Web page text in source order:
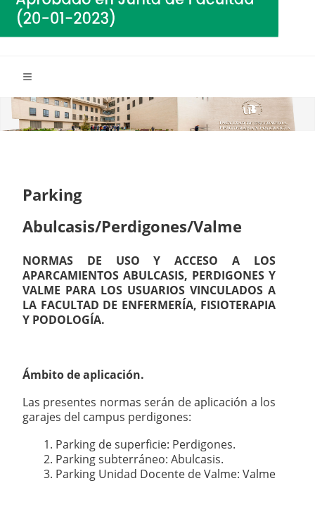
Parking
Abulcasis/Perdigones/Valme
NORMAS DE USO Y ACCESO A LOS
APARCAMIENTOS ABULCASIS, PERDIGONES Y
VALME PARA LOS USUARIOS VINCULADOS A
LA FACULTAD DE ENFERMERÍA, FISIOTERAPIA
Y PODOLOGÍA.
Ámbito de aplicación.
Las presentes normas serán de aplicación a los
garajes del campus perdigones:
Parking de superficie: Perdigones.
Parking subterráneo: Abulcasis.
Parking Unidad Docente de Valme: Valme